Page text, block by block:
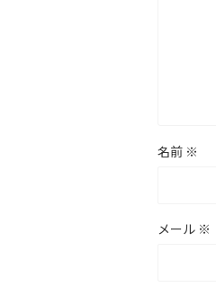
名前 ※
メール ※